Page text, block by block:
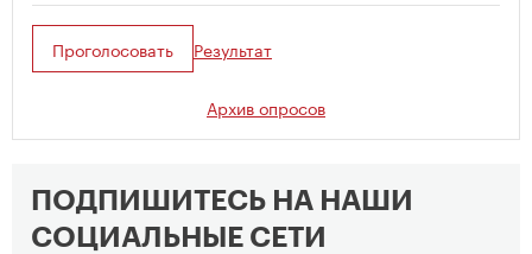
Проголосовать Результат
Архив опросов
ПОДПИШИТЕСЬ НА НАШИ
СОЦИАЛЬНЫЕ СЕТИ